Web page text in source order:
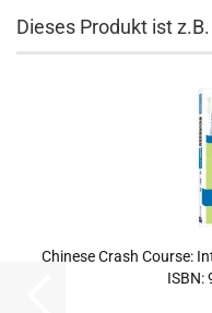
Dieses Produkt ist
Chinese Crash Course:
ISBN: